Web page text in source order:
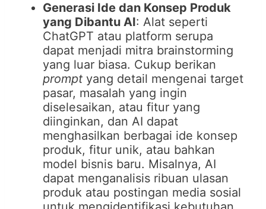
Generasi Ide dan Konsep Produk
yang Dibantu AI: Alat seperti
ChatGPT atau platform serupa
dapat menjadi mitra brainstorming
yang luar biasa. Cukup berikan
prompt yang detail mengenai target
pasar, masalah yang ingin
diselesaikan, atau fitur yang
diinginkan, dan AI dapat
menghasilkan berbagai ide konsep
produk, fitur unik, atau bahkan
model bisnis baru. Misalnya, AI
dapat menganalisis ribuan ulasan
produk atau postingan media sosial